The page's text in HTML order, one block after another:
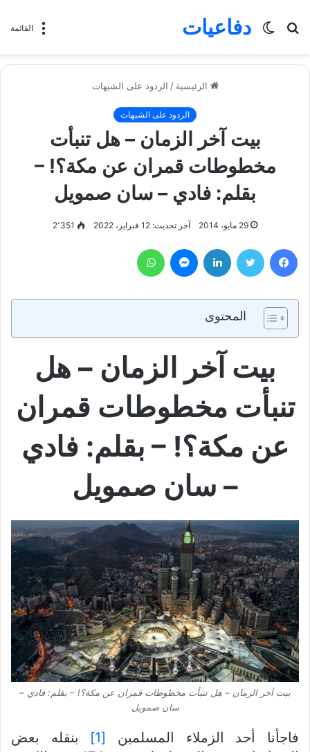
القائمة دفاعيات
بحث
الوضع
الرئيسية / الردود على الشبهات
الردود على الشبهات
بيت آخر الزمان – هل تنبأت
مخطوطات قمران عن مكة؟! –
بقلم: فادي – سان صمويل
29 مايو، 2014 آخر تحديث: 12 فبراير، 2022 2٬351
فيسبوك تويتر لينكدإن ماسنجر
المحتوى
بيت آخر الزمان – هل
تنبأت مخطوطات قمران
عن مكة؟! – بقلم: فادي
– سان صمويل
بيت آخر الزمان – هل تنبأت مخطوطات قمران عن مكة؟! – بقلم: فادي –
سان صمويل
فاجأنا أحد الزملاء المسلمين [1]
بنقله بعض